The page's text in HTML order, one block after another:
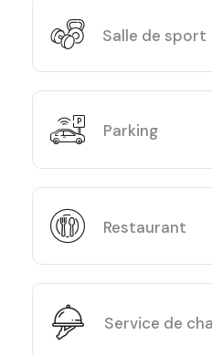
Salle de sport
Parking
Restaurant
Service de